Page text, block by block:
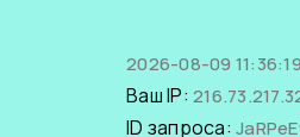
2026-08-09
Ваш IP:
ID запроса: